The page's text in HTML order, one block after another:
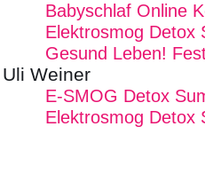
Babyschlaf Online
Elektrosmog Detox
Gesund Leben!
Uli Weiner
E-SMOG Detox
Elektrosmog Detox